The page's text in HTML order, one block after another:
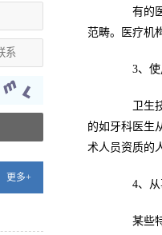
更多+
有的医
范畴。医疗机
3、使用
卫生技
的如牙科医生
术人员资质的
4、从事
某些特